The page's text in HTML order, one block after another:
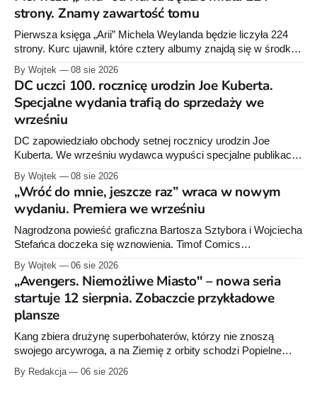
strony. Znamy zawartość tomu
Pierwsza księga „Arii” Michela Weylanda będzie liczyła 224
strony. Kurc ujawnił, które cztery albumy znajdą się w środku i
By Wojtek 08 sie 2026
DC uczci 100. rocznicę urodzin Joe Kuberta.
Specjalne wydania trafią do sprzedaży we
wrześniu
DC zapowiedziało obchody setnej rocznicy urodzin Joe
Kuberta. We wrześniu wydawca wypuści specjalne publikacje
sprzedaży niemal dokładnie w dniu jego urodzin.
By Wojtek 08 sie 2026
„Wróć do mnie, jeszcze raz” wraca w nowym
wydaniu. Premiera we wrześniu
Nagrodzona powieść graficzna Bartosza Sztybora i Wojciecha
Stefańca doczeka się wznowienia. Timof Comics
raz”, którego pierwsze wydanie ukazało się w 2015 roku.
By Wojtek 06 sie 2026
„Avengers. Niemożliwe Miasto" – nowa seria
startuje 12 sierpnia. Zobaczcie przykładowe
plansze
Kang zbiera drużynę superbohaterów, którzy nie znoszą
swojego arcywroga, a na Ziemię z orbity schodzi Popielne
serii Avengers autorstwa Jeda MacKaya trafia do sklepów 12
By Redakcja 06 sie 2026